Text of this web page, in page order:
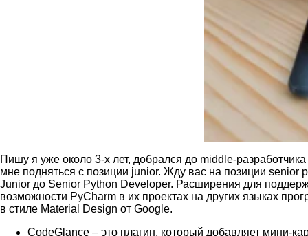
Пишу я уже около 3-х лет, добрался до middle-
мне подняться с позиции junior. Жду вас на позиции
Junior до Senior Python Developer. Расширения для
возможности PyCharm в их проектах на других языках
в стиле Material Design от Google.
CodeGlance – это плагин, который добавляет мини-